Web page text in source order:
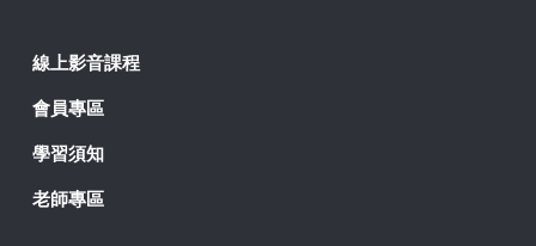
線上影音課程
會員專區
學習須知
老師專區